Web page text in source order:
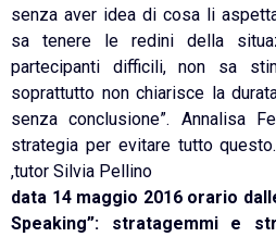
senza aver idea di cosa li
sa tenere le redini della
partecipanti difficili, non sa
soprattutto non chiarisce la
senza conclusione”. Annalisa
strategia per evitare tutto
,tutor Silvia Pellino
data 14 maggio 2016 orario
Speaking”: stratagemmi e